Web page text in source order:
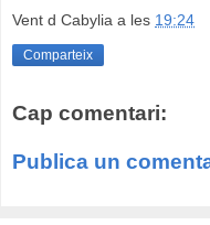
Vent d Cabylia a les 19:24
Comparteix
Cap comentari:
Publica un